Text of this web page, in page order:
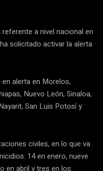
a nivel nacional en
solicitado activar la alerta
alerta en Morelos,
Nuevo León, Sinaloa,
San Luis Potosí y
civiles, en lo que va
14 en enero, nueve
en abril y tres en los